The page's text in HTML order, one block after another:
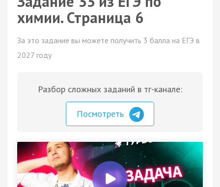
химии. Страница 6
За это задание вы можете получить 3 балла на ЕГЭ в
2027 году
Разбор сложных заданий в тг-канале:
Посмотреть